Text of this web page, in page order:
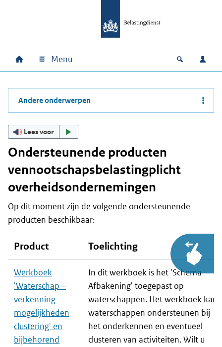
Hoofdnavigatie
Home Menu Open
Andere onderwerpen
Lees voor
Ondersteunende producten
vennootschapsbelastingplicht
overheidsondernemingen
Op dit moment zijn de volgende ondersteunende
producten beschikbaar:
Product Toelichting
Werkboek
'Waterschap –
verkenning
mogelijkheden
clustering' en
bijbehorend
In dit werkboek is het 'Schema
Afbakening' toegepast op
waterschappen. Het werkboek kan
waterschappen ondersteunen bij
het onderkennen en eventueel
clusteren van activiteiten. Wilt u